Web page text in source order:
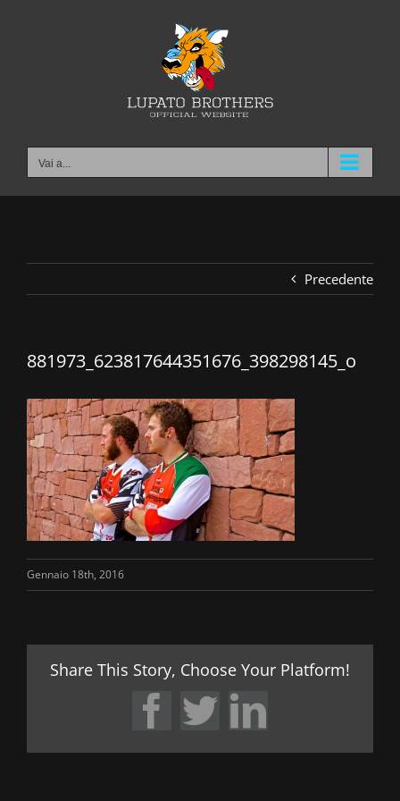
Vai a...
Precedente
881973_623817644351676_398298145_o
Gennaio 18th, 2016
Share This Story, Choose Your Platform!
Facebook
TwitterLinkedIn